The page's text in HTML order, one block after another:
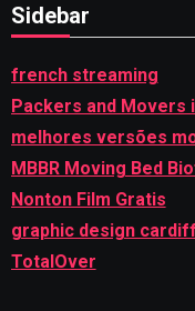
Sidebar
french streaming
Packers and Movers
melhores versões
MBBR Moving Bed
Nonton Film Gratis
graphic design cardiff
TotalOver